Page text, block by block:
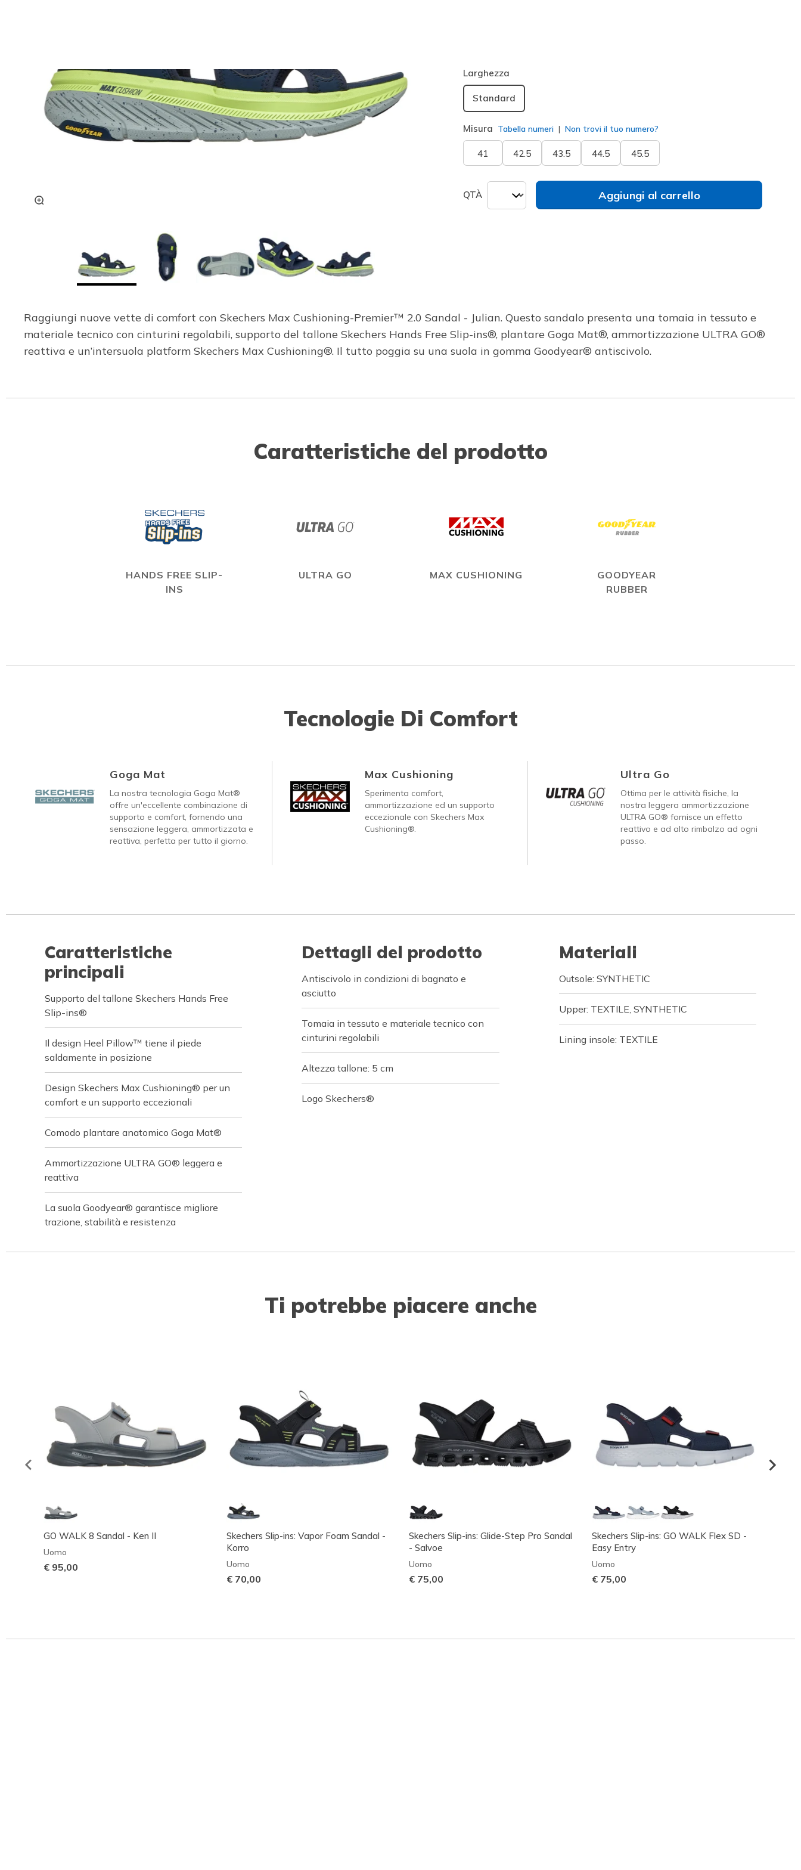
Larghezza
Standard
Misura Tabella numeri Non trovi il tuo numero?
41 42.5 43.5 44.5 45.5
QTÀ Aggiungi al carrello
Raggiungi nuove vette di comfort con Skechers Max Cushioning-Premier™ 2.0 Sandal - Julian. Questo sandalo presenta una tomaia in tessuto e
materiale tecnico con cinturini regolabili, supporto del tallone Skechers Hands Free Slip-ins®, plantare Goga Mat®, ammortizzazione ULTRA GO®
reattiva e un’intersuola platform Skechers Max Cushioning®. Il tutto poggia su una suola in gomma Goodyear® antiscivolo.
Caratteristiche del prodotto
HANDS FREE SLIP-
INS
ULTRA GO MAX CUSHIONING
GOODYEAR
RUBBER
Tecnologie Di Comfort
Goga Mat
La nostra tecnologia Goga Mat®
offre un'eccellente combinazione di
supporto e comfort, fornendo una
sensazione leggera, ammortizzata e
reattiva, perfetta per tutto il giorno.
Max Cushioning
Sperimenta comfort,
ammortizzazione ed un supporto
eccezionale con Skechers Max
Cushioning®.
Ultra Go
Ottima per le attività fisiche, la
nostra leggera ammortizzazione
ULTRA GO® fornisce un effetto
reattivo e ad alto rimbalzo ad ogni
passo.
Caratteristiche
principali
Supporto del tallone Skechers Hands Free
Slip-ins®
Il design Heel Pillow™ tiene il piede
saldamente in posizione
Design Skechers Max Cushioning® per un
comfort e un supporto eccezionali
Comodo plantare anatomico Goga Mat®
Ammortizzazione ULTRA GO® leggera e
reattiva
La suola Goodyear® garantisce migliore
trazione, stabilità e resistenza
Dettagli del prodotto
Antiscivolo in condizioni di bagnato e
asciutto
Tomaia in tessuto e materiale tecnico con
cinturini regolabili
Altezza tallone: 5 cm
Logo Skechers®
Materiali
Outsole: SYNTHETIC
Upper: TEXTILE, SYNTHETIC
Lining insole: TEXTILE
Ti potrebbe piacere anche
GO WALK 8 Sandal - Ken II
Uomo
€ 95,00
Skechers Slip-ins: Vapor Foam Sandal -
Korro
Uomo
€ 70,00
Skechers Slip-ins: Glide-Step Pro Sandal
- Salvoe
Uomo
€ 75,00
Skechers Slip-ins: GO WALK Flex SD -
Easy Entry
Uomo
€ 75,00